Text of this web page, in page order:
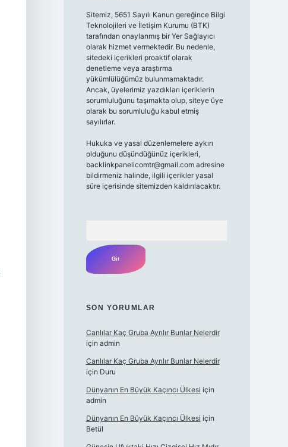
Sitemiz, 5651 Sayılı Kanun gereğince Bilgi
Teknolojileri ve İletişim Kurumu (BTK)
tarafından onaylanmış bir Yer Sağlayıcı
olarak hizmet vermektedir. Bu nedenle,
sitedeki içerikleri proaktif olarak
denetleme veya araştırma
yükümlülüğümüz bulunmamaktadır.
Ancak, üyelerimiz yazdıkları içeriklerin
sorumluluğunu taşımakta olup, siteye üye
olarak bu sorumluluğu kabul etmiş
sayılırlar.
Hukuka ve yasal düzenlemelere aykırı
olduğunu düşündüğünüz içerikleri,
backlinkpanelicomtr@gmail.comadresine
bildirmeniz halinde, ilgili içerikler yasal
süre içerisinde sitemizden kaldırılacaktır.
SON YORUMLAR
Canlılar Kaç Gruba Ayrılır Bunlar Nelerdir
için admin
Canlılar Kaç Gruba Ayrılır Bunlar Nelerdir
için Duru
Dünyanın En Büyük Kaçıncı Ülkesi için
admin
Dünyanın En Büyük Kaçıncı Ülkesi için
Betül